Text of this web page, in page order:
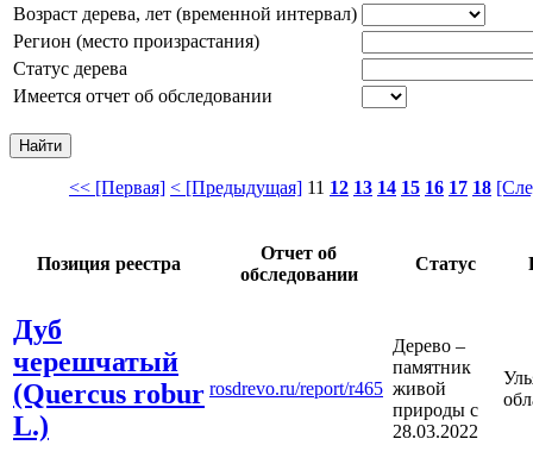
Возраст дерева, лет (временной интервал)
Регион (место произрастания)
Статус дерева
Имеется отчет об обследовании
<< [Первая] < [Предыдущая] 11 12 13 14 15 16 17 18
Позиция реестра
Отчет об
обследовании
Статус
Дуб
черешчатый
(Quercus robur
L.)
rosdrevo.ru/report/r465
Дерево –
памятник
живой
природы с
28.03.2022